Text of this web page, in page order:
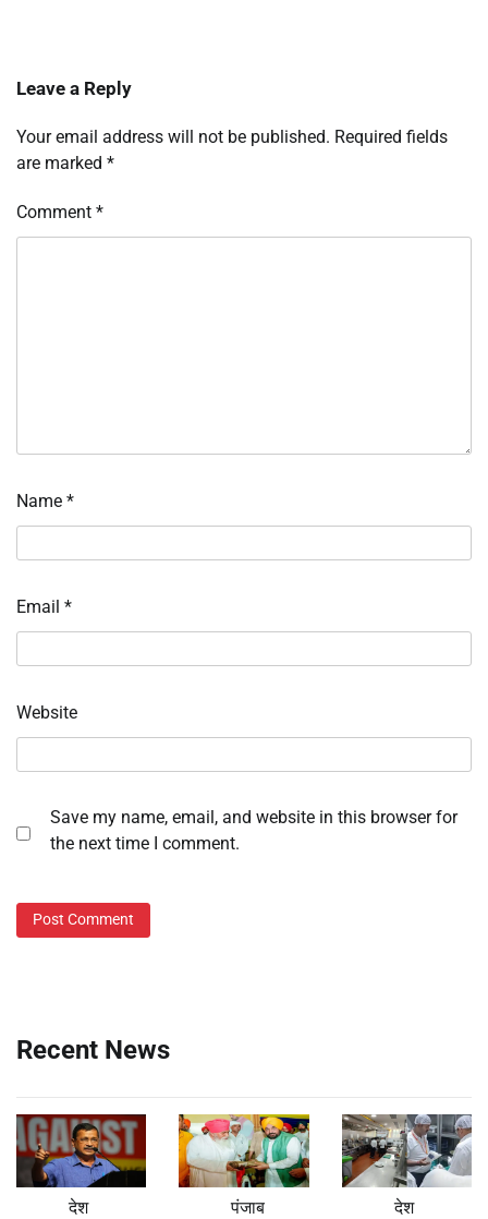
Leave a Reply
Your email address will not be published. Required fields
are marked *
Comment *
Name *
Email *
Website
Save my name, email, and website in this browser for
the next time I comment.
Recent News
देश पंजाब देश